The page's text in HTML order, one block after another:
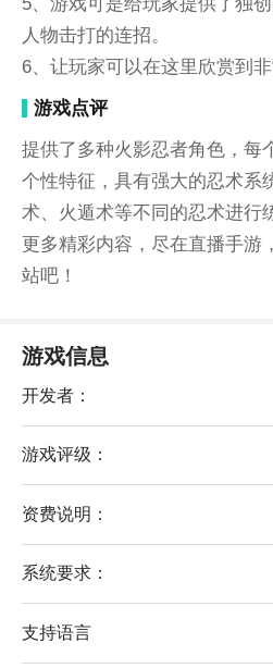
人物击打的连招。
6、让玩家可以在这里欣赏到非
游戏点评
提供了多种火影忍者角色，每
个性特征，具有强大的忍术系
术、火遁术等不同的忍术进行
更多精彩内容，尽在直播手游
站吧！
游戏信息
开发者：
游戏评级：
资费说明：
系统要求：
支持语言